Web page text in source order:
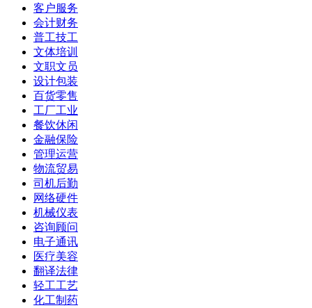
客户服务
会计财务
普工技工
文体培训
文职文员
设计包装
百货零售
工厂工业
餐饮休闲
金融保险
管理运营
物流贸易
司机后勤
网络硬件
机械仪表
咨询顾问
电子通讯
医疗美容
翻译法律
轻工工艺
化工制药